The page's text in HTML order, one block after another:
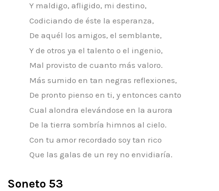
Y maldigo, afligido, mi destino,
Codiciando de éste la esperanza,
De aquél los amigos, el semblante,
Y de otros ya el talento o el ingenio,
Mal provisto de cuanto más valoro.
Más sumido en tan negras reflexiones,
De pronto pienso en ti, y entonces canto
Cual alondra elevándose en la aurora
De la tierra sombría himnos al cielo.
Con tu amor recordado soy tan rico
Que las galas de un rey no envidiaría.
Soneto 53